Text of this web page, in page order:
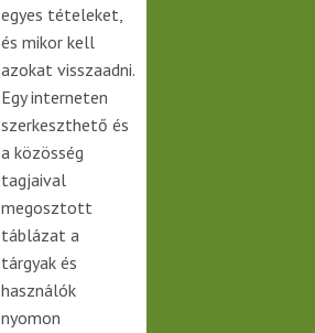
egyes tételeket,
és mikor kell
azokat visszaadni.
Egy interneten
szerkeszthető és
a közösség
tagjaival
megosztott
táblázat a
tárgyak és
használók
nyomon